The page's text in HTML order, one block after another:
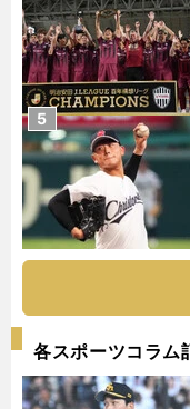
5
各スポーツコラム